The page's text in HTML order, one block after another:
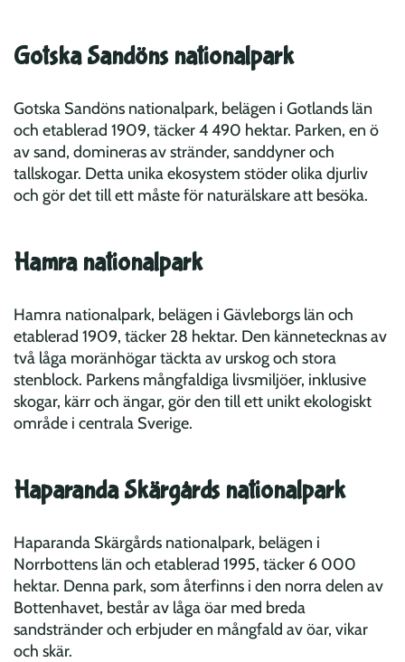
Gotska Sandöns nationalpark
Gotska Sandöns nationalpark, belägen i Gotlands län
och etablerad 1909, täcker 4 490 hektar. Parken, en ö
av sand, domineras av stränder, sanddyner och
tallskogar. Detta unika ekosystem stöder olika djurliv
och gör det till ett måste för naturälskare att besöka.
Hamra nationalpark
Hamra nationalpark, belägen i Gävleborgs län och
etablerad 1909, täcker 28 hektar. Den kännetecknas av
två låga moränhögar täckta av urskog och stora
stenblock. Parkens mångfaldiga livsmiljöer, inklusive
skogar, kärr och ängar, gör den till ett unikt ekologiskt
område i centrala Sverige.
Haparanda Skärgårds nationalpark
Haparanda Skärgårds nationalpark, belägen i
Norrbottens län och etablerad 1995, täcker 6 000
hektar. Denna park, som återfinns i den norra delen av
Bottenhavet, består av låga öar med breda
sandstränder och erbjuder en mångfald av öar, vikar
och skär.